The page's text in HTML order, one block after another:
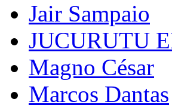
Jair Sampaio
JUCURUTU
Magno César
Marcos Dantas